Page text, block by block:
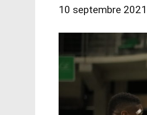
10 septembre 2021